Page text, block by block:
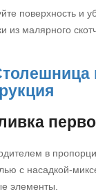
поверхность и
из малярного
в
с насадкой-
элементы.